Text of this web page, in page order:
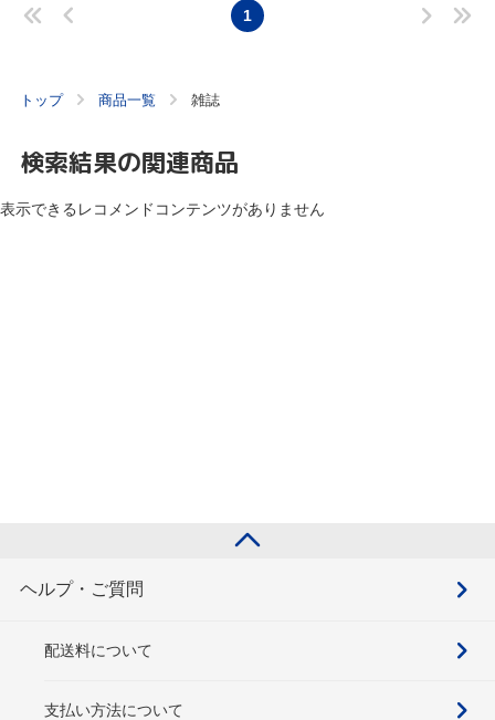
1
トップ 商品一覧 雑誌
検索結果の関連商品
表示できるレコメンドコンテンツがありません
ヘルプ・ご質問
配送料について
支払い方法について